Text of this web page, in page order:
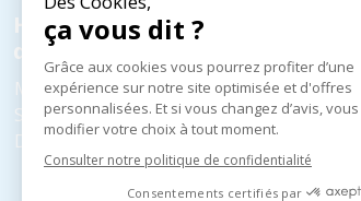
Horaires
d'ouverture
Mardi au Vendredi 10h - 18h30
Samedi
10h - 18h00
Dimanche et LundiFermé